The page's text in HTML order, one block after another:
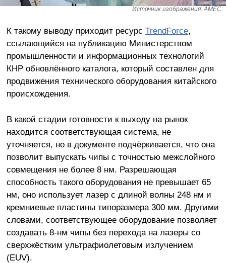
Источник изображения: AMEC
К такому выводу приходит ресурс TrendForce,
ссылающийся на публикацию Министерством
промышленности и информационных технологий
КНР обновлённого каталога, который составлен для
продвижения технического оборудования китайского
происхождения.
В какой стадии готовности к выходу на рынок
находится соответствующая система, не
уточняется, но в документе подчёркивается, что она
позволит выпускать чипы с точностью межслойного
совмещения не более 8 нм. Разрешающая
способность такого оборудования не превышает 65
нм, оно использует лазер с длиной волны 248 нм и
кремниевые пластины типоразмера 300 мм. Другими
словами, соответствующее оборудование позволяет
создавать 8-нм чипы без перехода на лазеры со
сверхжёстким ультрафиолетовым излучением
(EUV).